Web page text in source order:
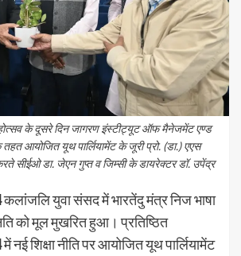
के दूसरे दिन जागरण इंस्टीट्यूट ऑफ मैनेजमेंट एण्ड
आयोजित यूथ पार्लियामेंट के जूरी प्रो. (डा.) एएस
सीईओ डा. जेएन गुप्त व जिम्सी के डायरेक्टर डॉ. उपेंद्र
कलांजलि युवा संसद में भारतेंदु मंत्र निज भाषा
को मूल मुखरित हुआ। प्रतिष्ठित
में नई शिक्षा नीति पर आयोजित यूथ पार्लियामेंट